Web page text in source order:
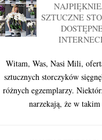
SZTUCZNE
Witam, Was, Nasi Mili,
sztucznych storczyków
różnych egzemplarzy.
narzekają, że w